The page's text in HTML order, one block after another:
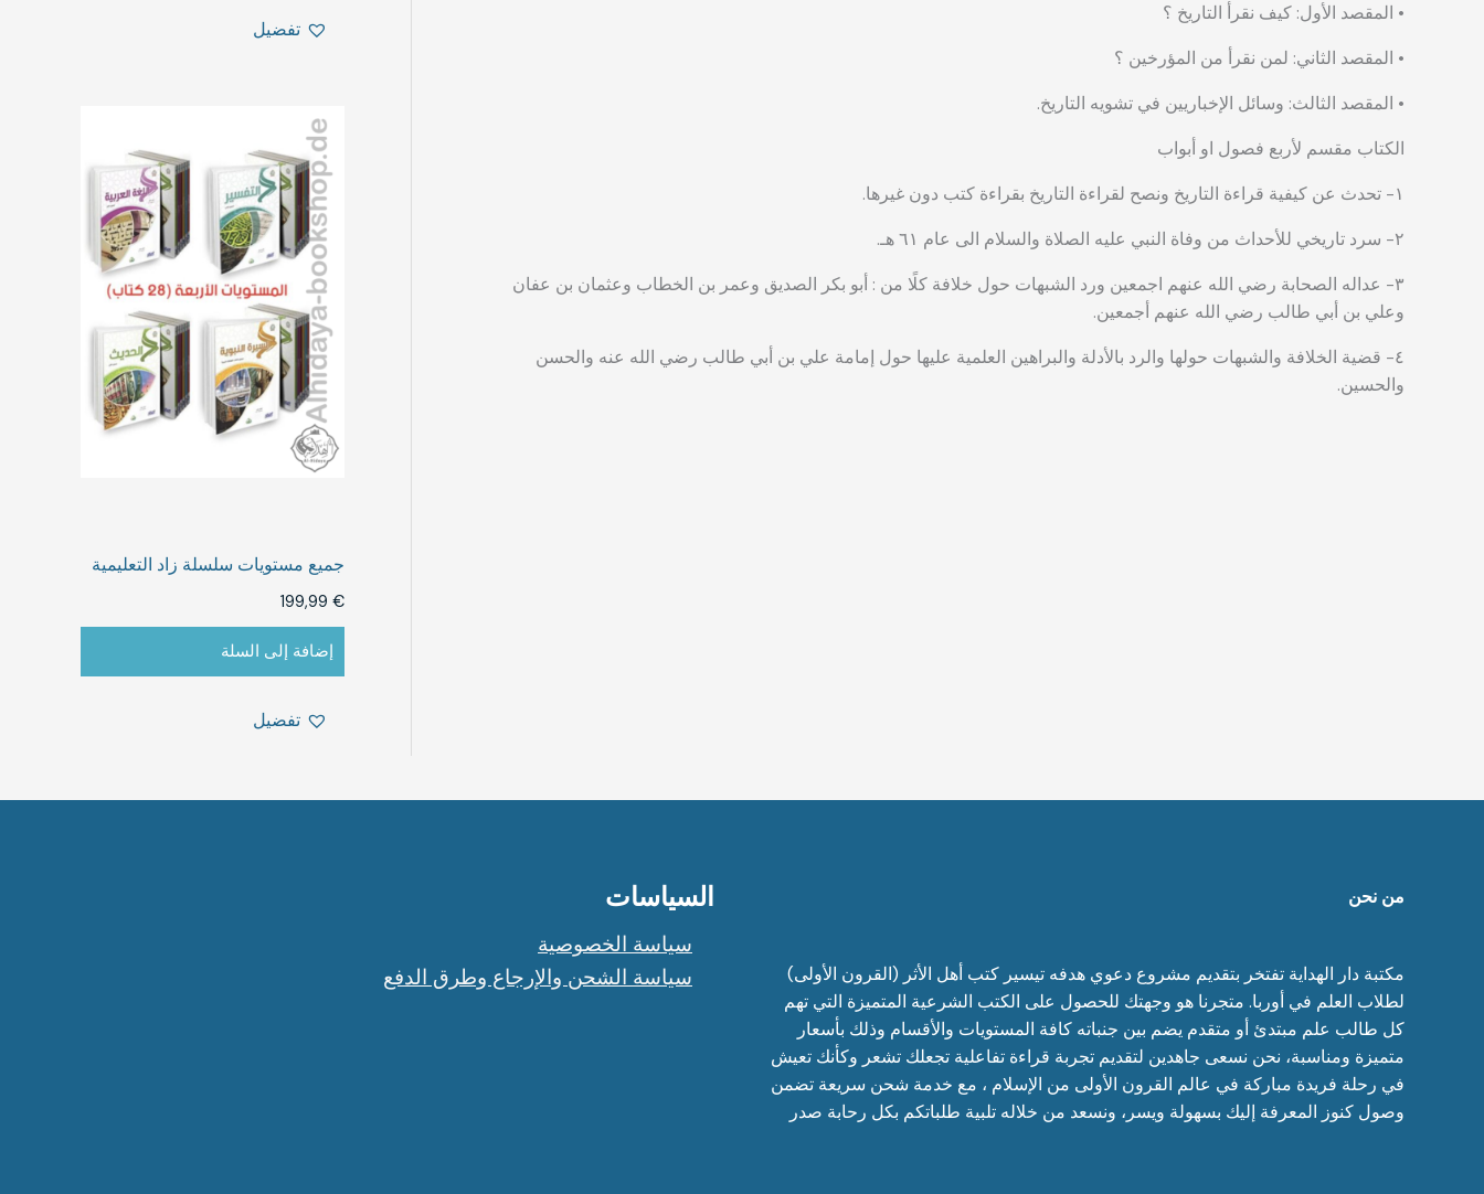
• المقصد الأول: كيف نقرأ التاريخ ؟
• المقصد الثاني: لمن نقرأ من المؤرخين ؟
• المقصد الثالث: وسائل الإخباريين في تشويه التاريخ.
الكتاب مقسم لأربع فصول او أبواب
١- تحدث عن كيفية قراءة التاريخ ونصح لقراءة التاريخ بقراءة كتب دون غيرها.
٢- سرد تاريخي للأحداث من وفاة النبي عليه الصلاة والسلام الى عام ٦١ هـ.
٣- عداله الصحابة رضي الله عنهم اجمعين ورد الشبهات حول خلافة كلًا من : أبو بكر الصديق وعمر بن الخطاب وعثمان بن عفان
وعلي بن أبي طالب رضي الله عنهم أجمعين.
٤- قضية الخلافة والشبهات حولها والرد بالأدلة والبراهين العلمية عليها حول إمامة علي بن أبي طالب رضي الله عنه والحسن
والحسين.
تفضيل
جميع مستويات سلسلة زاد التعليمية
199,99 €
إضافة إلى السلة
تفضيل
من نحن
مكتبة دار الهداية تفتخر بتقديم مشروع دعوي هدفه تيسير كتب أهل الأثر (القرون الأولى)
لطلاب العلم في أوربا. متجرنا هو وجهتك للحصول على الكتب الشرعية المتميزة التي تهم
كل طالب علم مبتدئ أو متقدم يضم بين جنباته كافة المستويات والأقسام وذلك بأسعار
متميزة ومناسبة، نحن نسعى جاهدين لتقديم تجربة قراءة تفاعلية تجعلك تشعر وكأنك تعيش
في رحلة فريدة مباركة في عالم القرون الأولى من الإسلام ، مع خدمة شحن سريعة تضمن
وصول كنوز المعرفة إليك بسهولة ويسر، ونسعد من خلاله تلبية طلباتكم بكل رحابة صدر
السياسات
سياسة الخصوصية
سياسة الشحن والإرجاع وطرق الدفع